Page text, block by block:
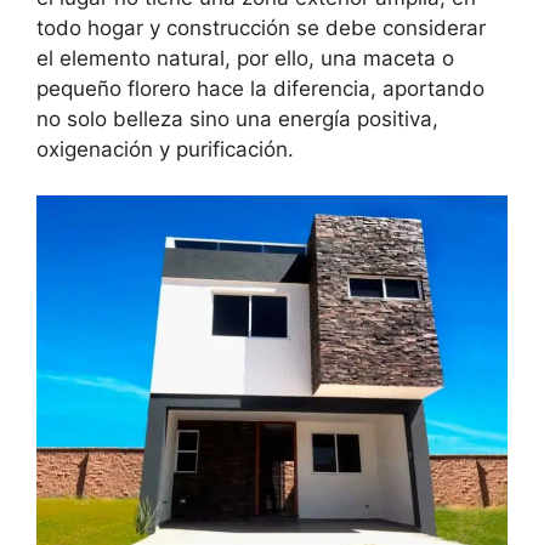
todo hogar y construcción se debe considerar
el elemento natural, por ello, una maceta o
pequeño florero hace la diferencia, aportando
no solo belleza sino una energía positiva,
oxigenación y purificación.